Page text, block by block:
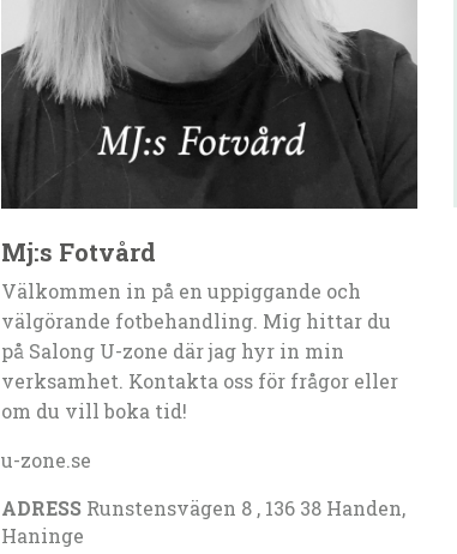
Mj:s Fotvård
Välkommen in på en uppiggande och
välgörande fotbehandling. Mig hittar du
på Salong U-zone där jag hyr in min
verksamhet. Kontakta oss för frågor eller
om du vill boka tid!
u-zone.se
ADRESS Runstensvägen 8 , 136 38 Handen,
Haninge